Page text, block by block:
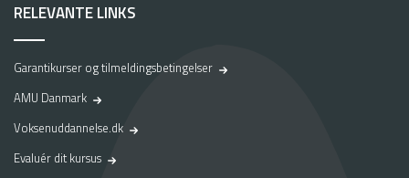
RELEVANTE LINKS
Garantikurser og tilmeldingsbetingelser
AMU Danmark
Voksenuddannelse.dk
Evaluér dit kursus